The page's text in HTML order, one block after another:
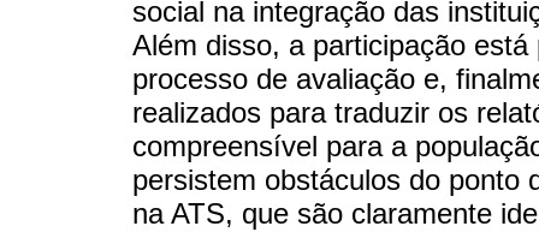
social na integração das
Além disso, a participação
processo de avaliação e,
realizados para traduzir os
compreensível para a
persistem obstáculos do ponto
na ATS, que são claramente